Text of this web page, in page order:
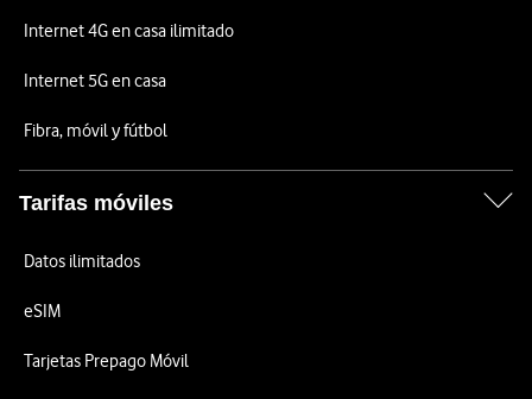
Internet 4G en casa ilimitado
Internet 5G en casa
Fibra, móvil y fútbol
Tarifas móviles
Datos ilimitados
eSIM
Tarjetas Prepago Móvil